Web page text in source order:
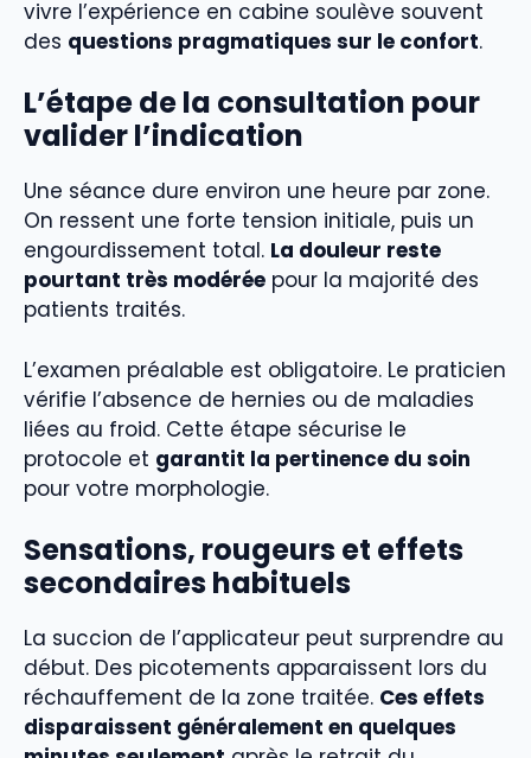
vivre l’expérience en cabine soulève souvent
des questions pragmatiques sur le confort.
L’étape de la consultation pour
valider l’indication
Une séance dure environ une heure par zone.
On ressent une forte tension initiale, puis un
engourdissement total. La douleur reste
pourtant très modérée pour la majorité des
patients traités.
L’examen préalable est obligatoire. Le praticien
vérifie l’absence de hernies ou de maladies
liées au froid. Cette étape sécurise le
protocole et garantit la pertinence du soin
pour votre morphologie.
Sensations, rougeurs et effets
secondaires habituels
La succion de l’applicateur peut surprendre au
début. Des picotements apparaissent lors du
réchauffement de la zone traitée. Ces effets
disparaissent généralement en quelques